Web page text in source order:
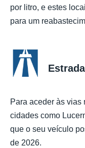
por litro, e estes
para um
Para aceder às vias
cidades como
que o seu veículo
de 2026.